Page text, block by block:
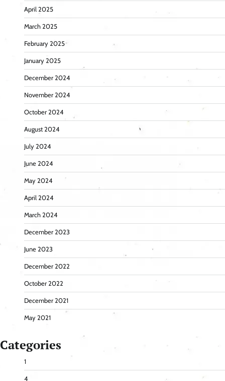
April 2025
March 2025
February 2025
January 2025
December 2024
November 2024
October 2024
August 2024
July 2024
June 2024
May 2024
April 2024
March 2024
December 2023
June 2023
December 2022
October 2022
December 2021
May 2021
Categories
1
4